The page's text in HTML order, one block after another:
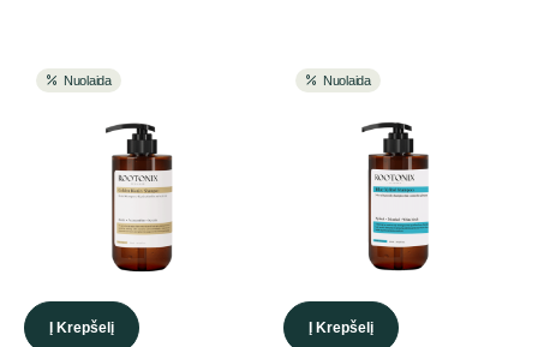
Nuolaida
Į Krepšelį
Nuolaida
Į Krepšelį